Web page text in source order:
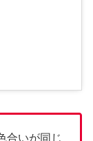
合いが同じ